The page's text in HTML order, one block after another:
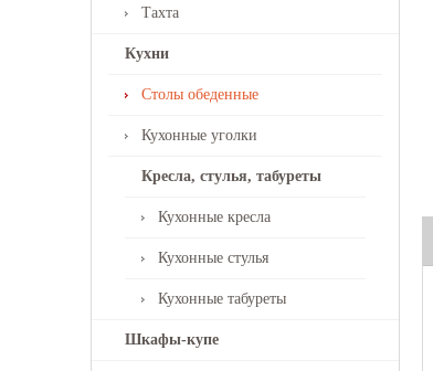
Тахта
Кухни
Столы обеденные
Кухонные уголки
Кресла, стулья, табуреты
Кухонные кресла
Кухонные стулья
Кухонные табуреты
Шкафы-купе